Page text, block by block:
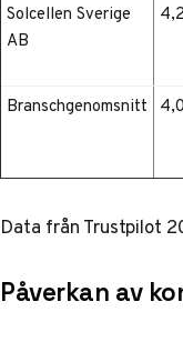
Solcellen Sverige
AB
4,2
Branschgenomsnitt 4,0
Data från Trustpilot
Påverkan av